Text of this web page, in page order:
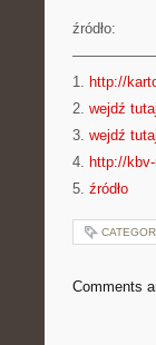
źródło:
1. http://
2. wejdź tutaj
3. wejdź tutaj
4. http://
5. źródło
Comments